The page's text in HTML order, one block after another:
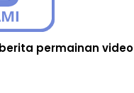
permainan video